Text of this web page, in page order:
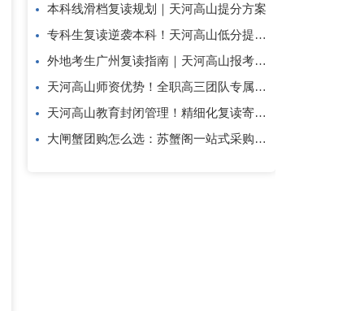
本科线滑档复读规划｜天河高山提分方案
专科生复读逆袭本科！天河高山低分提分攻略
外地考生广州复读指南｜天河高山报考答疑
天河高山师资优势！全职高三团队专属复读教研
天河高山教育封闭管理！精细化复读寄宿教学模式
大闸蟹团购怎么选：苏蟹阁一站式采购解析